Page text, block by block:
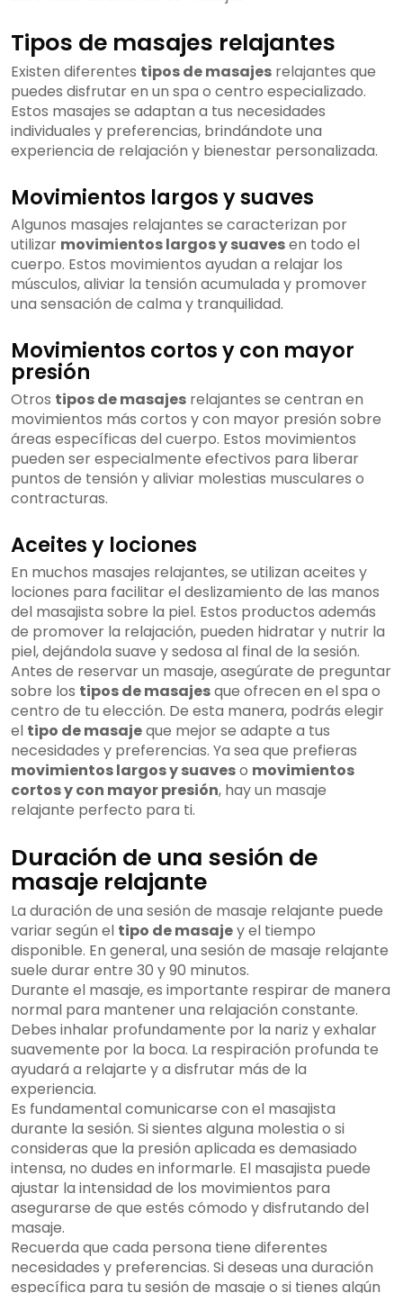
Tipos de masajes relajantes
Existen diferentes tipos de masajes relajantes que
puedes disfrutar en un spa o centro especializado.
Estos masajes se adaptan a tus necesidades
individuales y preferencias, brindándote una
experiencia de relajación y bienestar personalizada.
Movimientos largos y suaves
Algunos masajes relajantes se caracterizan por
utilizar movimientos largos y suavesen todo el
cuerpo. Estos movimientos ayudan a relajar los
músculos, aliviar la tensión acumulada y promover
una sensación de calma y tranquilidad.
Movimientos cortos y con mayor
presión
Otros tipos de masajes relajantes se centran en
movimientos más cortos y con mayor presión sobre
áreas específicas del cuerpo. Estos movimientos
pueden ser especialmente efectivos para liberar
puntos de tensión y aliviar molestias musculares o
contracturas.
Aceites y lociones
En muchos masajes relajantes, se utilizan aceites y
lociones para facilitar el deslizamiento de las manos
del masajista sobre la piel. Estos productos además
de promover la relajación, pueden hidratar y nutrir la
piel, dejándola suave y sedosa al final de la sesión.
Antes de reservar un masaje, asegúrate de preguntar
sobre los tipos de masajesque ofrecen en el spa o
centro de tu elección. De esta manera, podrás elegir
el tipo de masajeque mejor se adapte a tus
necesidades y preferencias. Ya sea que prefieras
movimientos largos y suaveso movimientos
cortos y con mayor presión, hay un masaje
relajante perfecto para ti.
Duración de una sesión de
masaje relajante
La duración de una sesión de masaje relajante puede
variar según el tipo de masajey el tiempo
disponible. En general, una sesión de masaje relajante
suele durar entre 30 y 90 minutos.
Durante el masaje, es importante respirar de manera
normal para mantener una relajación constante.
Debes inhalar profundamente por la nariz y exhalar
suavemente por la boca. La respiración profunda te
ayudará a relajarte y a disfrutar más de la
experiencia.
Es fundamental comunicarse con el masajista
durante la sesión. Si sientes alguna molestia o si
consideras que la presión aplicada es demasiado
intensa, no dudes en informarle. El masajista puede
ajustar la intensidad de los movimientos para
asegurarse de que estés cómodo y disfrutando del
masaje.
Recuerda que cada persona tiene diferentes
necesidades y preferencias. Si deseas una duración
específica para tu sesión de masaje o si tienes algún